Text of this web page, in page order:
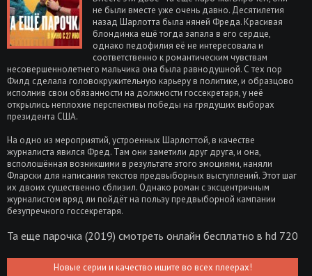
не были вместе уже очень давно. Десятилетия
назад Шарлотта была няней Фреда. Красивая
блондинка ещё тогда запала в его сердце,
однако педофилия её не интересовала и
соответственно к романтическим чувствам
несовершеннолетнего мальчика она была равнодушной. С тех пор
Филд сделала головокружительную карьеру в политике, и образцово
исполнив свои обязанности на должности госсекретаря, у неё
открылись неплохие перспективы победы на грядущих выборах
президента США.
На одно из мероприятий, устроенных Шарлоттой, в качестве
журналиста явился Фред. Там они заметили друг друга, и она,
всполошённая возникшими в результате этого эмоциями, наняли
Фларски для написания текстов предвыборных выступлений. Этот шаг
их двоих существенно сблизил. Однако роман с эксцентричным
журналистом вряд ли пойдёт на пользу предвыборной кампании
безупречного госсекретаря.
Та еще парочка (2019) смотреть онлайн бесплатно в hd 720
Новые серии и качество ищите во всех плеерах!